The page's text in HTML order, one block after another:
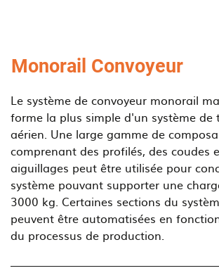
Monorail Convoyeur
Le système de convoyeur monorail
forme la plus simple d'un système de
aérien. Une large gamme de
comprenant des profilés, des coudes
aiguillages peut être utilisée pour
système pouvant supporter une
3000 kg. Certaines sections du
peuvent être automatisées en
du processus de production.